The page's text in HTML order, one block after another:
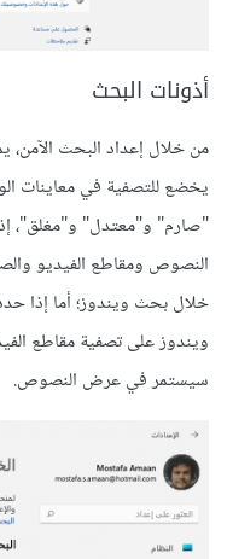
أذونات البحث
من خلال إعداد البحث الآمن،
يخضع للتصفية في معاينات
"صارم" و"معتدل" و"مغلق"،
النصوص ومقاطع الفيديو
خلال بحث ويندوز؛ أما إذا
ويندوز على تصفية مقاطع
سيستمر في عرض النصوص.